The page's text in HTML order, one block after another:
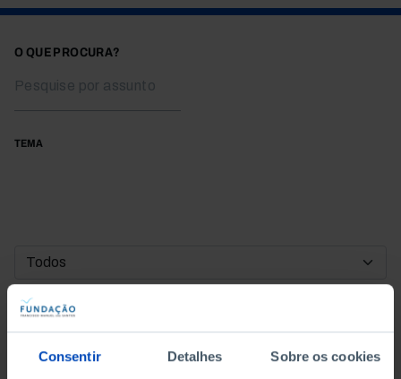
Consentir Detalhes Sobre os cookies
O QUE PROCURA?
TEMA
DATA DE INÍCIO
DATA DE FIM